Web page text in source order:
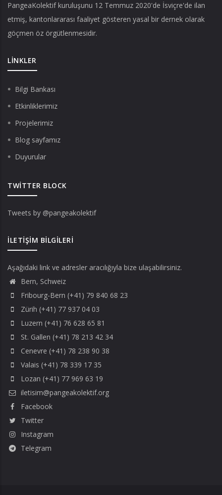
PangeaKolektifkuruluşunu 12 Temmuz 2020'de İsviçre'de ilan
etmiş, kantonlararası faaliyet gösteren yasal bir dernek olarak
göçmen öz örgütlenmesidir.
LINKLER
Bilgi Bankası
Etkinliklerimiz
Projelerimiz
Blog sayfamız
Duyurular
TWITTER BLOCK
Tweets by @pangeakolektif
İLETIŞIM BILGILERI
Aşağıdaki link ve adresler aracılığıyla bize ulaşabilirsiniz.
Bern, Schweiz
Fribourg-Bern (+41) 79 840 68 23
Zürih (+41) 77 937 04 03
Luzern (+41) 76 628 65 81
St. Gallen (+41) 78 213 42 34
Cenevre (+41) 78 238 90 38
Valais (+41) 78 339 17 35
Lozan (+41) 77 969 63 19
iletisim@pangeakolektif.org
Facebook
Twitter
Instagram
Telegram